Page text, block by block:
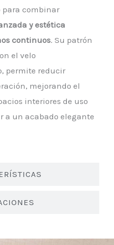
para combinar
y estética
continuos. Su patrón
el velo
permite reducir
mejorando el
interiores de uso
a un acabado elegante